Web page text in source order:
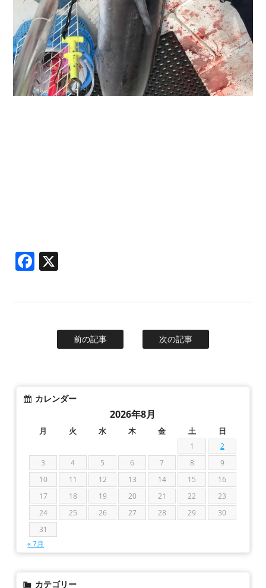
Facebook
前の記事 次の記事
カレンダー
2026年8月
月 火 水 木 金 土 日
1
2
3
4 5 6 7 8
9
10
11 12 13 14 15
16
17
18 19 20 21 22
23
24
25 26 27 28 29
30
31
« 7月
カテゴリー